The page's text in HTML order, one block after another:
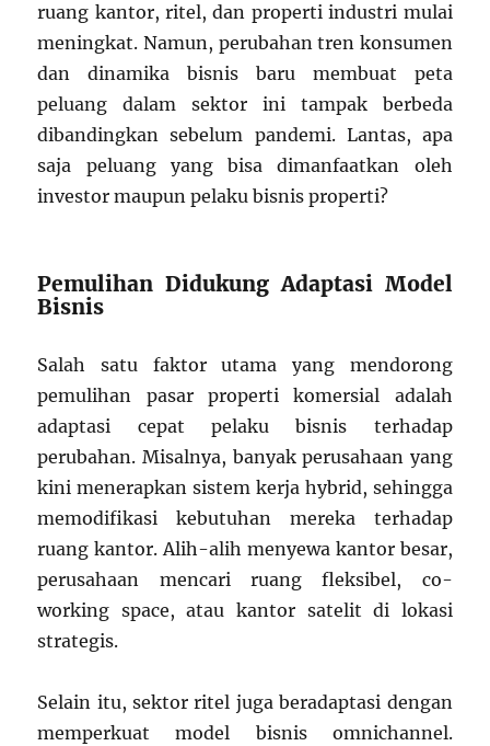
ruang kantor, ritel, dan properti industri mulai
meningkat. Namun, perubahan tren konsumen
dan dinamika bisnis baru membuat peta
peluang dalam sektor ini tampak berbeda
dibandingkan sebelum pandemi. Lantas, apa
saja peluang yang bisa dimanfaatkan oleh
investor maupun pelaku bisnis properti?
Pemulihan Didukung Adaptasi Model
Bisnis
Salah satu faktor utama yang mendorong
pemulihan pasar properti komersial adalah
adaptasi cepat pelaku bisnis terhadap
perubahan. Misalnya, banyak perusahaan yang
kini menerapkan sistem kerja hybrid, sehingga
memodifikasi kebutuhan mereka terhadap
ruang kantor. Alih-alih menyewa kantor besar,
perusahaan mencari ruang fleksibel, co-
working space, atau kantor satelit di lokasi
strategis.
Selain itu, sektor ritel juga beradaptasi dengan
memperkuat model bisnis omnichannel.